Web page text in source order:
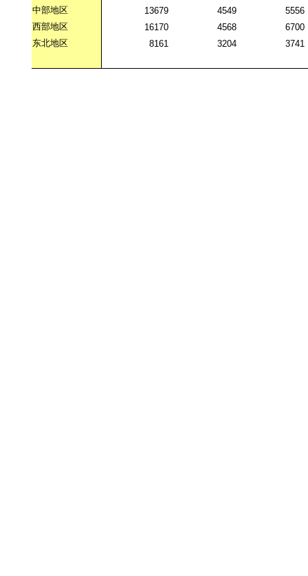
中部地区
13679 4549
5556
西部地区
16170 4568
6700
东北地区
8161 3204 3741